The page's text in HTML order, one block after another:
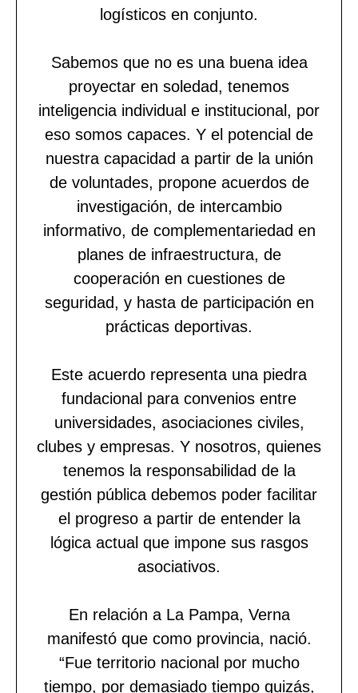
logísticos en conjunto.
Sabemos que no es una buena idea
proyectar en soledad, tenemos
inteligencia individual e institucional, por
eso somos capaces. Y el potencial de
nuestra capacidad a partir de la unión
de voluntades, propone acuerdos de
investigación, de intercambio
informativo, de complementariedad en
planes de infraestructura, de
cooperación en cuestiones de
seguridad, y hasta de participación en
prácticas deportivas.
Este acuerdo representa una piedra
fundacional para convenios entre
universidades, asociaciones civiles,
clubes y empresas. Y nosotros, quienes
tenemos la responsabilidad de la
gestión pública debemos poder facilitar
el progreso a partir de entender la
lógica actual que impone sus rasgos
asociativos.
En relación a La Pampa, Verna
manifestó que como provincia, nació.
“Fue territorio nacional por mucho
tiempo, por demasiado tiempo quizás,